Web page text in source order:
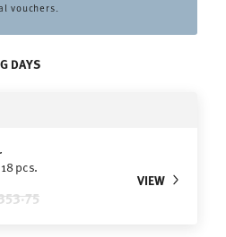
vouchers.
DAYS
pcs.
reduced from
to
VIEW